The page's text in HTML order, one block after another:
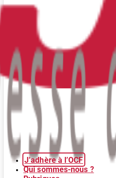
J’adhère à l’OCF
Qui sommes-nous ?